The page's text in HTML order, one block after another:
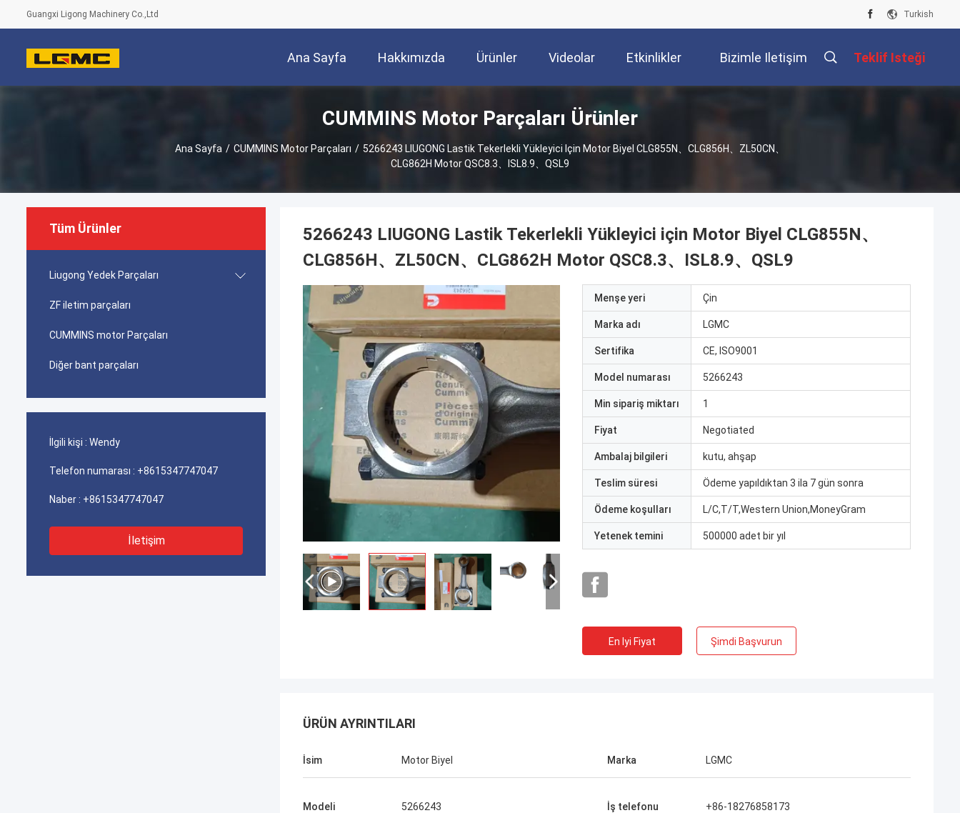
Guangxi Ligong Machinery Co.,Ltd Turkish
Ana Sayfa Hakkımızda Ürünler Videolar Etkinlikler Bizimle Iletişim Teklif Isteği
CUMMINS Motor Parçaları Ürünler
Ana Sayfa / CUMMINS Motor Parçaları / 5266243 LIUGONG Lastik Tekerlekli Yükleyici Için Motor Biyel CLG855N、CLG856H、ZL50CN、
CLG862H Motor QSC8.3、ISL8.9、QSL9
Tüm Ürünler
Liugong Yedek Parçaları
ZF iletim parçaları
CUMMINS motor Parçaları
Diğer bant parçaları
İlgili kişi : Wendy
Telefon numarası : +8615347747047
Naber : +8615347747047
İletişim
5266243 LIUGONG Lastik Tekerlekli Yükleyici için Motor Biyel CLG855N、
CLG856H、ZL50CN、CLG862H Motor QSC8.3、ISL8.9、QSL9
Menşe yeri Çin
Marka adı LGMC
Sertifika CE, ISO9001
Model numarası 5266243
Min sipariş miktarı 1
Fiyat Negotiated
Ambalaj bilgileri kutu, ahşap
Teslim süresi Ödeme yapıldıktan 3 ila 7 gün sonra
Ödeme koşulları L/C,T/T,Western Union,MoneyGram
Yetenek temini 500000 adet bir yıl
En Iyi Fiyat Şimdi Başvurun
ÜRÜN AYRINTILARI
İsim Motor Biyel Marka LGMC
Modeli 5266243 İş telefonu +86-18276858173